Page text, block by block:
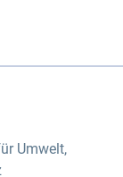
Umwelt,